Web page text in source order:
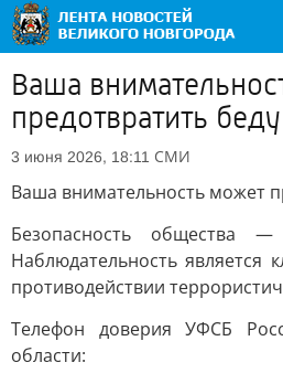
Ваша
предотвратить беду
3 июня 2026, 18:11 СМИ
Ваша внимательность может
Безопасность общества
Наблюдательность является
противодействии
Телефон доверия УФСБ
области: